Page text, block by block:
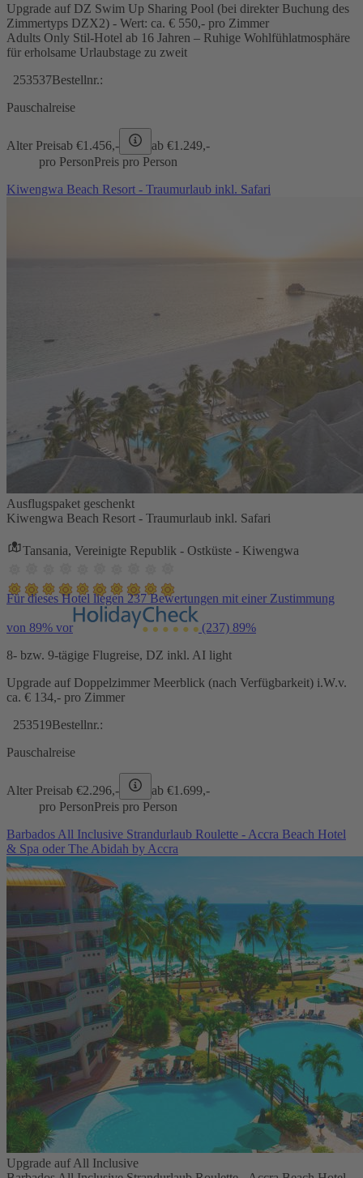
Upgrade auf DZ Swim Up Sharing Pool (bei direkter Buchung des
Zimmertyps DZX2) - Wert: ca. € 550,- pro Zimmer
Adults Only Stil-Hotel ab 16 Jahren – Ruhige Wohlfühlatmosphäre
für erholsame Urlaubstage zu zweit
253537Bestellnr.:
Pauschalreise
Alter Preisab €1.456,- ab €1.249,-
pro PersonPreis pro Person
Kiwengwa Beach Resort - Traumurlaub inkl. Safari
Ausflugspaket geschenkt
Kiwengwa Beach Resort - Traumurlaub inkl. Safari
Tansania, Vereinigte Republik - Ostküste - Kiwengwa
Für dieses Hotel liegen 237 Bewertungen mit einer Zustimmung
von 89% vor (237) 89%
8- bzw. 9-tägige Flugreise, DZ inkl. AI light
Upgrade auf Doppelzimmer Meerblick (nach Verfügbarkeit) i.W.v.
ca. € 134,- pro Zimmer
253519Bestellnr.:
Pauschalreise
Alter Preisab €2.296,- ab €1.699,-
pro PersonPreis pro Person
Barbados All Inclusive Strandurlaub Roulette - Accra Beach Hotel
& Spa oder The Abidah by Accra
Upgrade auf All Inclusive